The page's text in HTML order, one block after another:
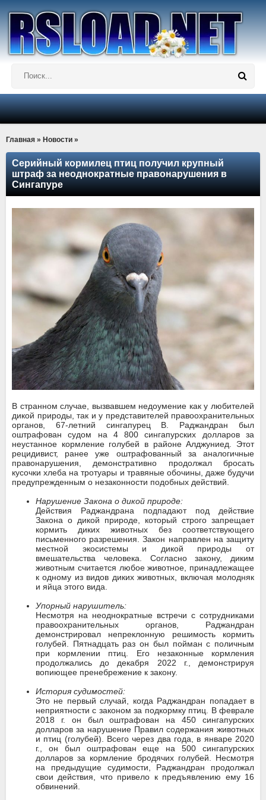
Главная » Новости »
Серийный кормилец птиц получил крупный
штраф за неоднократные правонарушения в
Сингапуре
В странном случае, вызвавшем недоумение как у любителей
дикой природы, так и у представителей правоохранительных
органов, 67-летний сингапурец В. Раджандран был
оштрафован судом на 4 800 сингапурских долларов за
неустанное кормление голубей в районе Алджуниед. Этот
рецидивист, ранее уже оштрафованный за аналогичные
правонарушения, демонстративно продолжал бросать
кусочки хлеба на тротуары и травяные обочины, даже будучи
предупрежденным о незаконности подобных действий.
Нарушение Закона о дикой природе:
Действия Раджандрана подпадают под действие
Закона о дикой природе, который строго запрещает
кормить диких животных без соответствующего
письменного разрешения. Закон направлен на защиту
местной экосистемы и дикой природы от
вмешательства человека. Согласно закону, диким
животным считается любое животное, принадлежащее
к одному из видов диких животных, включая молодняк
и яйца этого вида.
Упорный нарушитель:
Несмотря на неоднократные встречи с сотрудниками
правоохранительных органов, Раджандран
демонстрировал непреклонную решимость кормить
голубей. Пятнадцать раз он был пойман с поличным
при кормлении птиц. Его незаконные кормления
продолжались до декабря 2022 г., демонстрируя
вопиющее пренебрежение к закону.
История судимостей:
Это не первый случай, когда Раджандран попадает в
неприятности с законом за подкормку птиц. В феврале
2018 г. он был оштрафован на 450 сингапурских
долларов за нарушение Правил содержания животных
и птиц (голубей). Всего через два года, в январе 2020
г., он был оштрафован еще на 500 сингапурских
долларов за кормление бродячих голубей. Несмотря
на предыдущие судимости, Раджандран продолжал
свои действия, что привело к предъявлению ему 16
обвинений.